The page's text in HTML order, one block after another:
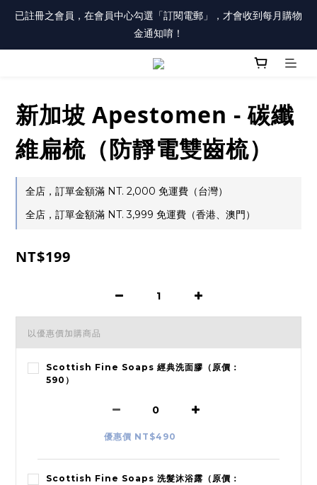
註冊會員「送100元購物金」，同時勾選「接收優惠通知」，還有
每月購物金唷！
已註冊之會員，在會員中心勾選「訂閱電郵」，才會收到每月購物
金通知唷！
註冊會員「送100元購物金」，同時勾選「接收優惠通知」，還有
新加坡 Apestomen - 碳纖
維扁梳（防靜電雙齒梳）
全店，訂單金額滿 NT. 2,000 免運費（台灣）
全店，訂單金額滿 NT. 3,999 免運費（香港、澳門）
NT$199
以優惠價加購商品
Scottish Fine Soaps 經典洗面膠（原價：
590）
優惠價 NT$490
Scottish Fine Soaps 洗髮沐浴露（原價：